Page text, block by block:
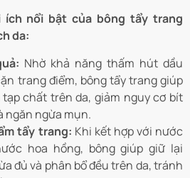
ích nổi bật của bông tẩy trang
da:
Nhờ khả năng thấm hút dầu
trang điểm, bông tẩy trang giúp
chất trên da, giảm nguy cơ bít
ngăn ngừa mụn.
tẩy trang: Khi kết hợp với nước
hoa hồng, bông giúp giữ lại
đủ và phân bổ đều trên da, tránh